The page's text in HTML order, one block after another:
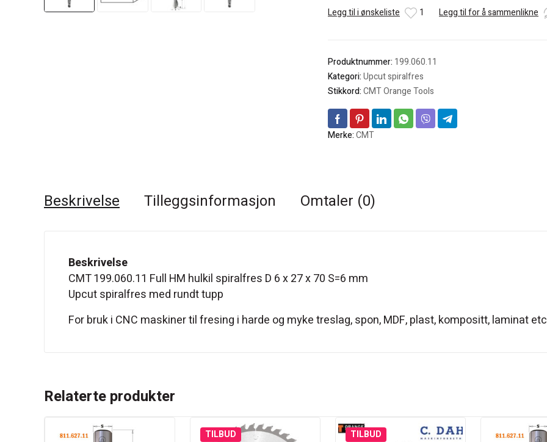
R
Legg til i ønskeliste 1 Legg til for å sammenlikne
Produktnummer: 199.060.11
Kategori:Upcut spiralfres
Stikkord:CMT Orange Tools
Merke:CMT
Beskrivelse Tilleggsinformasjon Omtaler (0)
Beskrivelse
CMT 199.060.11 Full HM hulkil spiralfres D 6 x 27 x 70 S=6 mm
Upcut spiralfres med rundt tupp
For bruk i CNC maskiner til fresing i harde og myke treslag, spon, MDF, plast, kompositt, laminat
Relaterte produkter
TILBUD TILBUD